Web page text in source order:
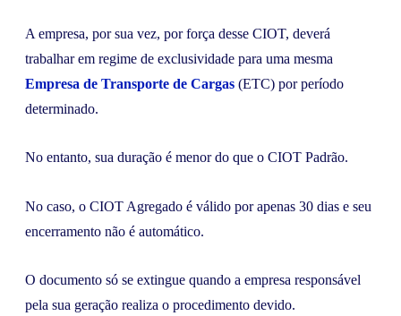
A empresa, por sua vez, por força desse CIOT, deverá
trabalhar em regime de exclusividade para uma mesma
Empresa de Transporte de Cargas (ETC) por período
determinado.
No entanto, sua duração é menor do que o CIOT Padrão.
No caso, o CIOT Agregado é válido por apenas 30 dias e seu
encerramento não é automático.
O documento só se extingue quando a empresa responsável
pela sua geração realiza o procedimento devido.